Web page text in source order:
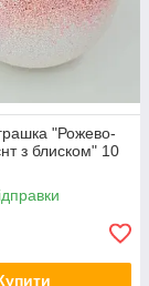
"Рожево-
з блиском" 10